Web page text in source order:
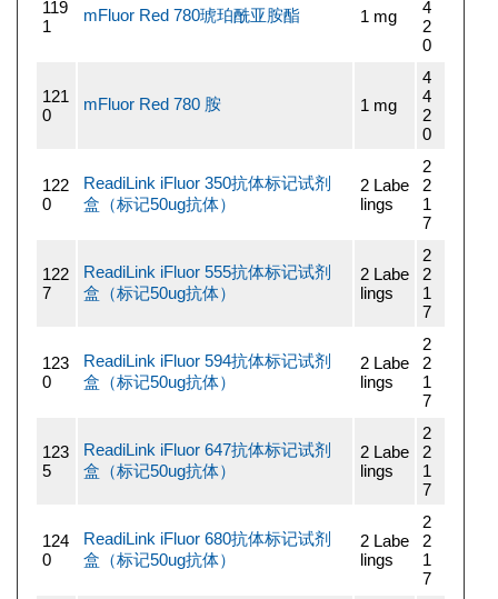
119
1
mFluor Red 780琥珀酰亚胺酯 1 mg
4
2
0
121
0
mFluor Red 780 胺 1 mg
4
4
2
0
122
0
ReadiLink iFluor 350抗体标记试剂
盒（标记50ug抗体）
2 Labe
lings
2
2
1
7
122
7
ReadiLink iFluor 555抗体标记试剂
盒（标记50ug抗体）
2 Labe
lings
2
2
1
7
123
0
ReadiLink iFluor 594抗体标记试剂
盒（标记50ug抗体）
2 Labe
lings
2
2
1
7
123
5
ReadiLink iFluor 647抗体标记试剂
盒（标记50ug抗体）
2 Labe
lings
2
2
1
7
124
0
ReadiLink iFluor 680抗体标记试剂
盒（标记50ug抗体）
2 Labe
lings
2
2
1
7